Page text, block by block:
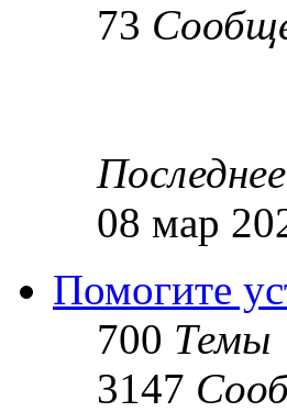
73
08 мар
Помогите
700 Темы
3147